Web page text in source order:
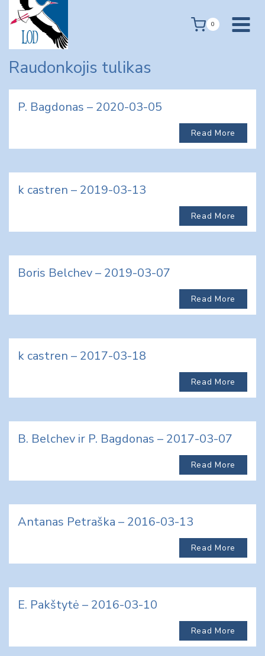
content
0
Raudonkojis tulikas
P. Bagdonas – 2020-03-05
Read More
k castren – 2019-03-13
Read More
Boris Belchev – 2019-03-07
Read More
k castren – 2017-03-18
Read More
B. Belchev ir P. Bagdonas – 2017-03-07
Read More
Antanas Petraška – 2016-03-13
Read More
E. Pakštytė – 2016-03-10
Read More